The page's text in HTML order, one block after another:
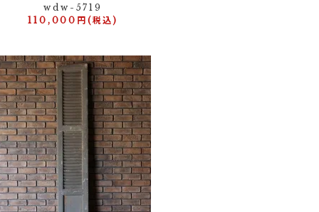
wdw-5719
110,000円(税込)